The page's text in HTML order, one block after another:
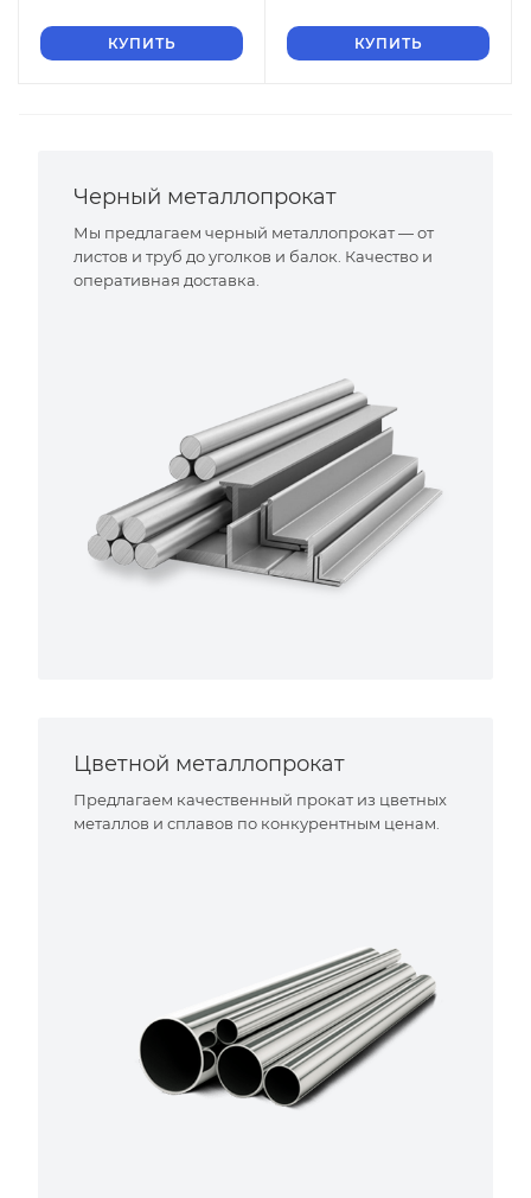
КУПИТЬ КУПИТЬ
Черный металлопрокат
Мы предлагаем черный металлопрокат — от
листов и труб до уголков и балок. Качество и
оперативная доставка.
Цветной металлопрокат
Предлагаем качественный прокат из цветных
металлов и сплавов по конкурентным ценам.